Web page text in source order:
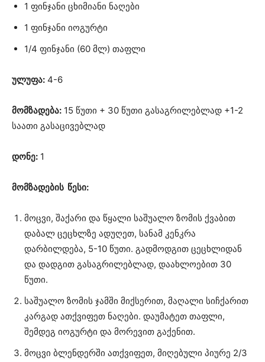
1 ფინჯანი ცხიმიანი ნაღები
1 ფინჯანი იოგურტი
1/4 ფინჯანი (60 მლ) თაფლი
ულუფა: 4-6
მომზადება: 15 წუთი + 30 წუთი გასაგრილებლად +1-2
საათი გასაცივებლად
დონე: 1
მომზადების წესი:
მოცვი, შაქარი და წყალი საშუალო ზომის ქვაბით
დაბალ ცეცხლზე ადუღეთ, სანამ კენკრა
დარბილდება, 5-10 წუთი. გადმოდგით ცეცხლიდან
და დადგით გასაგრილებლად, დაახლოებით 30
წუთი.
საშუალო ზომის ჯამში მიქსერით, მაღალი სიჩქარით
კარგად ათქვიფეთ ნაღები. დაუმატეთ თაფლი,
შემდეგ იოგურტი და მორევით გაქენით.
მოცვი ბლენდერში ათქვიფეთ, მიღებული პიურე 2/3